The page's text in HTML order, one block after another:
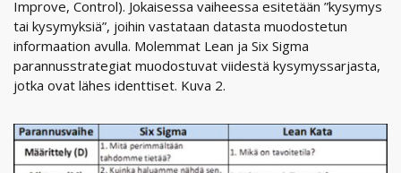
Improve, Control). Jokaisessa vaiheessa esitetään ”kysymys
tai kysymyksiä”, joihin vastataan datasta muodostetun
informaation avulla. Molemmat Lean ja Six Sigma
parannusstrategiat muodostuvat viidestä kysymyssarjasta,
jotka ovat lähes identtiset. Kuva 2.